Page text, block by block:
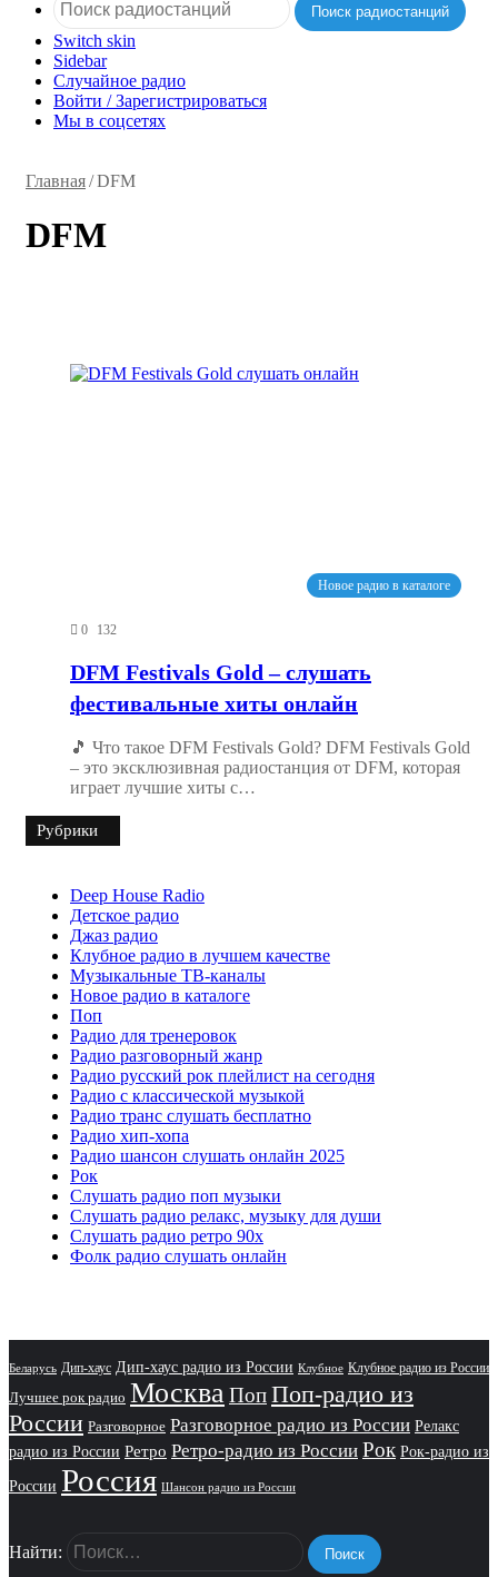
Поиск радиостанций
Switch skin
Sidebar
Случайное радио
Войти / Зарегистрироваться
Мы в соцсетях
Главная/DFM
DFM
Новое радио в каталоге
0 132
DFM Festivals Gold – слушать
фестивальные хиты онлайн
🎵 Что такое DFM Festivals Gold? DFM Festivals Gold
– это эксклюзивная радиостанция от DFM, которая
играет лучшие хиты с…
Рубрики
Deep House Radio
Детское радио
Джаз радио
Клубное радио в лучшем качестве
Музыкальные ТВ-каналы
Новое радио в каталоге
Поп
Радио для тренеровок
Радио разговорный жанр
Радио русский рок плейлист на сегодня
Радио с классической музыкой
Радио транс слушать бесплатно
Радио хип-хопа
Радио шансон слушать онлайн 2025
Рок
Слушать радио поп музыки
Слушать радио релакс, музыку для души
Слушать радио ретро 90х
Фолк радио слушать онлайн
Беларусь Дип-хаус Дип-хаус радио из России Клубное Клубное радио из России
Лучшее рок радио МоскваПопПоп-радио из
России Разговорное Разговорное радио из России Релакс
радио из России Ретро Ретро-радио из России Рок Рок-радио из
России Россия Шансон радио из России
Найти: